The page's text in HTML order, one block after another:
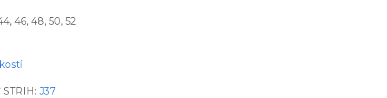
46, 48, 50, 52
STRIH:J37